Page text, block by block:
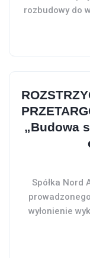
rozbudowy do
„Budowa
Spółka Nord
wyłonienie